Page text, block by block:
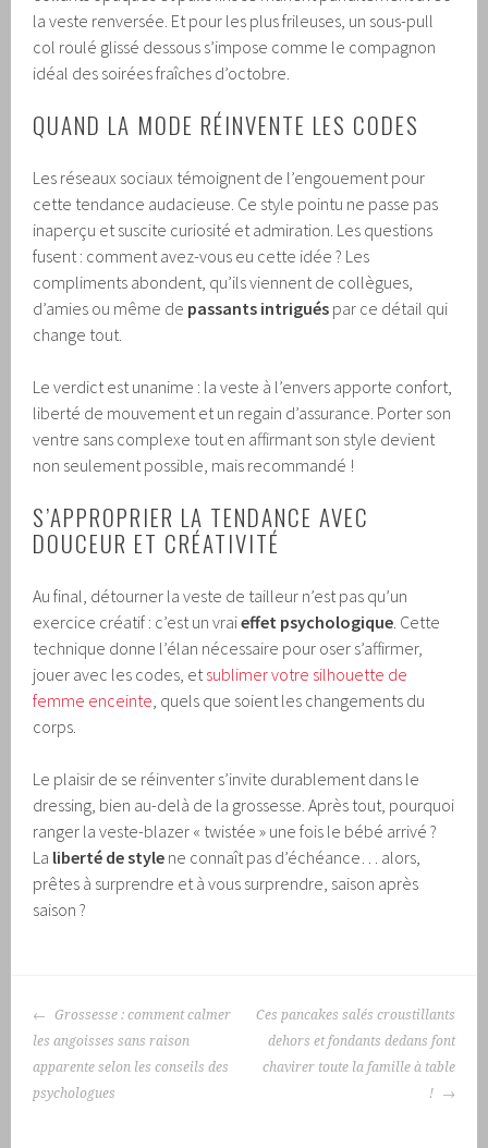
la veste renversée. Et pour les plus frileuses, un sous-pull
col roulé glissé dessous s’impose comme le compagnon
idéal des soirées fraîches d’octobre.
QUAND LA MODE RÉINVENTE LES CODES
Les réseaux sociaux témoignent de l’engouement pour
cette tendance audacieuse. Ce style pointu ne passe pas
inaperçu et suscite curiosité et admiration. Les questions
fusent : comment avez-vous eu cette idée ? Les
compliments abondent, qu’ils viennent de collègues,
d’amies ou même de passants intrigués par ce détail qui
change tout.
Le verdict est unanime : la veste à l’envers apporte confort,
liberté de mouvement et un regain d’assurance. Porter son
ventre sans complexe tout en affirmant son style devient
non seulement possible, mais recommandé !
S’APPROPRIER LA TENDANCE AVEC
DOUCEUR ET CRÉATIVITÉ
Au final, détourner la veste de tailleur n’est pas qu’un
exercice créatif : c’est un vraieffet psychologique . Cette
technique donne l’élan nécessaire pour oser s’affirmer,
jouer avec les codes, et sublimer votre silhouette de
femme enceinte , quels que soient les changements du
corps.
Le plaisir de se réinventer s’invite durablement dans le
dressing, bien au-delà de la grossesse. Après tout, pourquoi
ranger la veste-blazer « twistée » une fois le bébé arrivé ?
La liberté de style ne connaît pas d’échéance… alors,
prêtes à surprendre et à vous surprendre, saison après
saison ?
NAVIGATION
DES
ARTICLES
Grossesse : comment calmer
les angoisses sans raison
apparente selon les conseils des
psychologues
Ces pancakes salés croustillants
dehors et fondants dedans font
chavirer toute la famille à table
!